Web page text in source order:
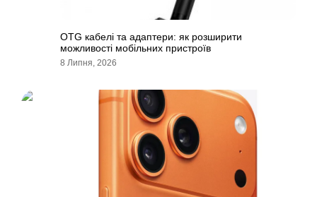
OTG кабелі та адаптери: як розширити
можливості мобільних пристроїв
8 Липня, 2026